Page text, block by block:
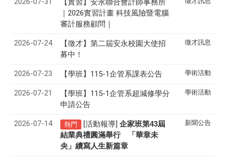
【實習】安永聯合會計師事務所
｜2026實習計畫 科技風險暨電腦
審計服務顧問｜
2026-07-24 【徵才】 第二屆安永校園大使招
募中！
徵才訊息
2026-07-23 【學班】115-1企管系課表公告 學術活動
2026-07-21
【學班】115-1企管系超減修學分
申請公告
學術活動
2026-07-14 熱門 [活動報導] 企家班第43屆
結業典禮圓滿舉行 「華章未
央」續寫人生新篇章
新聞公告